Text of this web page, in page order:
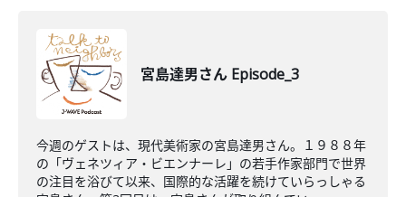
宮島達男さん Episode_3
今週のゲストは、現代美術家の宮島達男さん。１９８８年
の「ヴェネツィア・ビエンナーレ」の若手作家部門で世界
の注目を浴びて以来、国際的な活躍を続けていらっしゃる